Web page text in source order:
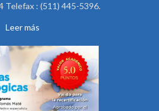
Telefax : (511) 445-5396.
Leer más